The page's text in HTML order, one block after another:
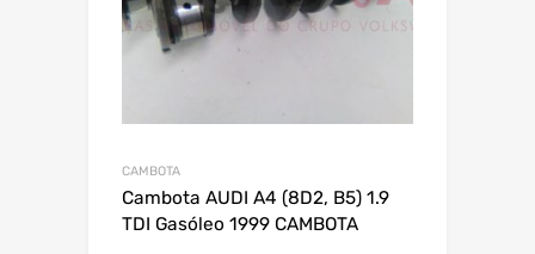
CAMBOTA
Cambota AUDI A4 (8D2, B5) 1.9
TDI Gasóleo 1999 CAMBOTA